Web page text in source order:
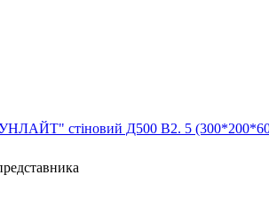
стіновий Д500 В2. 5